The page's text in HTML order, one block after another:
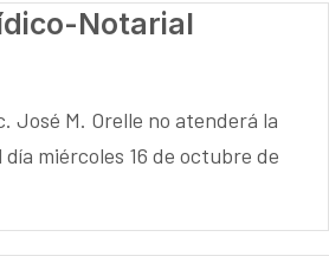
Notarial
José M. Orelle no atenderá la
día miércoles 16 de octubre de